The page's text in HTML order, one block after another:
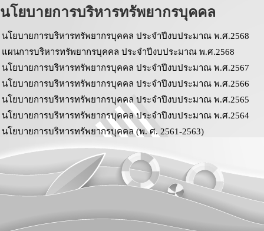
นโยบายการบริหารทรัพยากรบุคคล
นโยบายการบริหารทรัพยากรบุคคล ประจำปีงบประมาณ พ.ศ.2568
แผนการบริหารทรัพยากรบุคคล ประจำปีงบประมาณ พ.ศ.2568
นโยบายการบริหารทรัพยากรบุคคล ประจำปีงบประมาณ พ.ศ.2567
นโยบายการบริหารทรัพยากรบุคคล ประจำปีงบประมาณ พ.ศ.2566
นโยบายการบริหารทรัพยากรบุคคล ประจำปีงบประมาณ พ.ศ.2565
นโยบายการบริหารทรัพยากรบุคคล ประจำปีงบประมาณ พ.ศ.2564
นโยบายการบริหารทรัพยากรบุคคล (พ. ศ. 2561-2563)